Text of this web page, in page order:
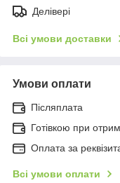
Делівері
Всі умови доставки
Умови оплати
Післяплата
Готівкою при
Оплата за
Всі умови оплати